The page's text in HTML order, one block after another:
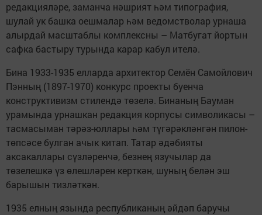
редакцияләре, заманча нәшрият һәм типография,
шулай ук башка оешмалар һәм ведомстволар урнаша
алырдай масштаблы комплексны – Матбугат йортын
сафка бастыру турында карар кабул ителә.
Бина 1933-1935 елларда архитектор Семён Самойлович
Пэнның (1897-1970) конкурс проекты буенча
конструктивизм стилендә төзелә. Бинаның Бауман
урамында урнашкан редакция корпусы символикасы –
тасмасыман тәрәз-юллары һәм түгәрәкләнгән пилон-
төпсәсе булган ачык китап. Татар әдәбияты
аксакаллары сүзләренчә, безнең язучылар да
төзелешкә үз өлешләрен керткән, шуның белән эш
барышын тизләткән.
1935 елның язында республиканың әйдәп баручы